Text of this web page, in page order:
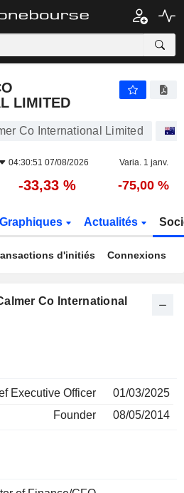
LIMITED
Co International Limited
04:30:51 07/08/2026 Varia. 1 janv.
-33,33 % -75,00 %
Graphiques Actualités
d'initiés Connexions
Co International
Executive Officer
01/03/2025
Founder
08/05/2014